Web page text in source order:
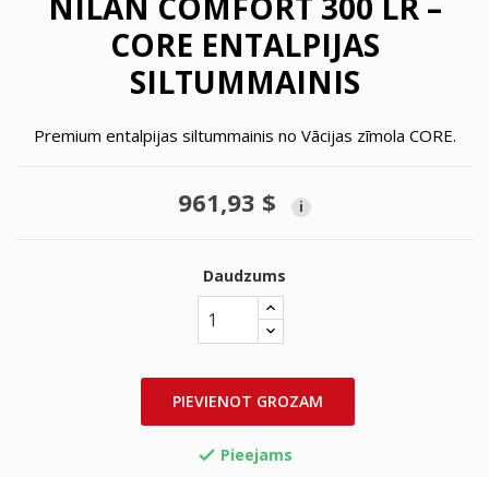
CORE ENTALPIJAS
SILTUMMAINIS
Premium entalpijas siltummainis no Vācijas zīmola CORE.
961,93 $ i
Daudzums
PIEVIENOT GROZAM
 Pieejams